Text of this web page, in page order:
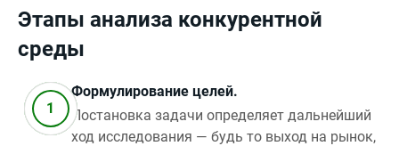
Этапы анализа конкурентной
среды
Формулирование целей.
Постановка задачи определяет дальнейший
ход исследования — будь то выход на рынок,